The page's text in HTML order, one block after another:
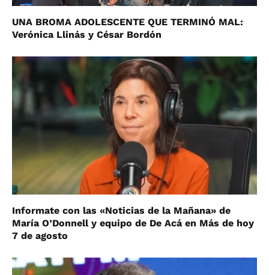
UNA BROMA ADOLESCENTE QUE TERMINÓ MAL:
Verónica Llinás y César Bordón
Informate con las «Noticias de la Mañana» de
María O’Donnell y equipo de De Acá en Más de hoy
7 de agosto